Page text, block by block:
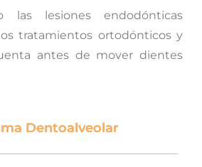
las lesiones endodónticas
tratamientos ortodónticos y
antes de mover dientes
Dentoalveolar